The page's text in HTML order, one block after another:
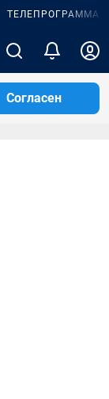
ТЕЛЕПРОГРАММА
Согласен